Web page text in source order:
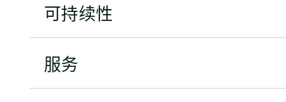
可持续性
服务